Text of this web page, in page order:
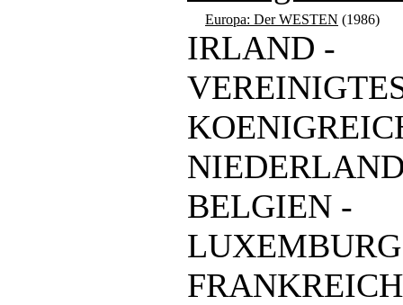
Europa: Der WESTEN (1986)
IRLAND -
BELGIEN -